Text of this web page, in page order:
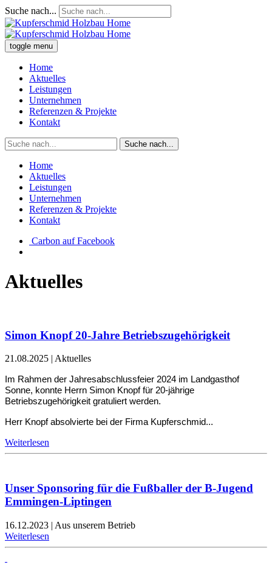
Suche nach...
toggle menu
Home
Aktuelles
Leistungen
Unternehmen
Referenzen & Projekte
Kontakt
Suche nach...
Home
Aktuelles
Leistungen
Unternehmen
Referenzen & Projekte
Kontakt
Carbon auf Facebook
Aktuelles
Simon Knopf 20-Jahre Betriebszugehörigkeit
21.08.2025 | Aktuelles
Im Rahmen der Jahresabschlussfeier 2024 im Landgasthof
Sonne, konnte Herrn Simon Knopf für 20-jährige
Betriebszugehörigkeit gratuliert werden.
Herr Knopf absolvierte bei der Firma Kupferschmid...
Weiterlesen
Unser Sponsoring für die Fußballer der B-Jugend
Emmingen-Liptingen
16.12.2023 | Aus unserem Betrieb
Weiterlesen